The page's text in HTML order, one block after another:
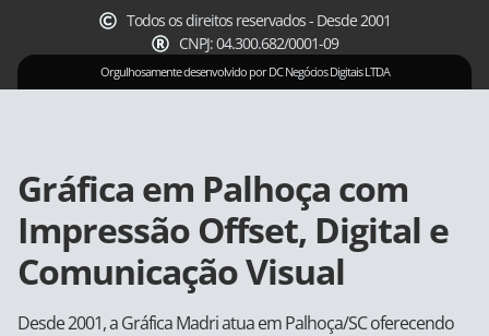
Todos os direitos reservados - Desde 2001
CNPJ: 04.300.682/0001-09
Orgulhosamente desenvolvido por DC Negócios Digitais LTDA
Gráfica em Palhoça com
Impressão Offset, Digital e
Comunicação Visual
Desde 2001, a Gráfica Madri atua em Palhoça/SC oferecendo